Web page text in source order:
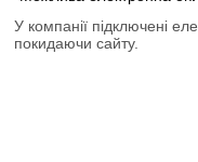
У компанії підключені
покидаючи сайту.